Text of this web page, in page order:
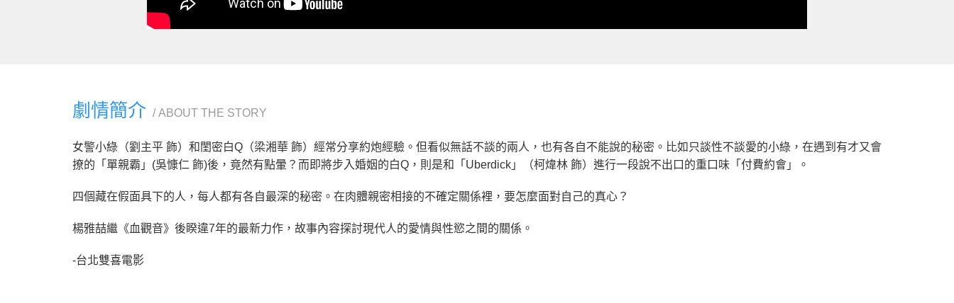
劇情簡介 ABOUT THE STORY
女警小綠（劉主平 飾）和閨密白Q（梁湘華 飾）經常分享約炮經驗。但看似無話不談的兩人，也有各自不能說的秘密。比如只談性不談愛的小綠，在遇到有才又會
撩的「單親霸」(吳慷仁 飾)後，竟然有點暈？而即將步入婚姻的白Q，則是和「Uberdick」（柯煒林 飾）進行一段說不出口的重口味「付費約會」。
四個藏在假面具下的人，每人都有各自最深的秘密。在肉體親密相接的不確定關係裡，要怎麼面對自己的真心？
楊雅喆繼《血觀音》後睽違7年的最新力作，故事內容探討現代人的愛情與性慾之間的關係。
-台北雙喜電影